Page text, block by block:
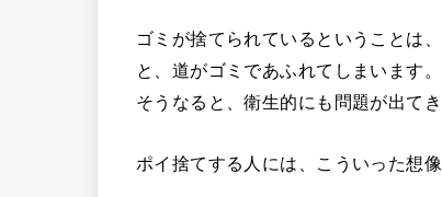
ゴミが捨てられているということは
と、道がゴミであふれてしまいます
そうなると、衛生的にも問題が出てき
ポイ捨てする人には、こういった想